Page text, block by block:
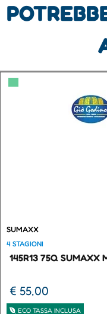
▀
SUMAXX
4 STAGIONI
145R13 75Q SUMAXX
€ 55,00
ECO TASSA INCLUSA